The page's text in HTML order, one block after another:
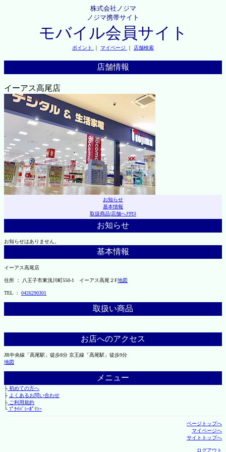
株式会社ノジマ
ノジマ携帯サイト
モバイル会員サイト
ポイント ｜ マイページ ｜ 店舗検索
店舗情報
イーアス高尾店
お知らせ
基本情報
取扱商品|店舗へｱｸｾｽ
お知らせ
お知らせはありません。
基本情報
イーアス高尾店
住所 ： 八王子市東浅川町550-1 イーアス高尾２F地図
TEL ： 0426290301
取扱い商品
お店へのアクセス
JR中央線「高尾駅」徒歩8分 京王線「高尾駅」徒歩9分
地図
メニュー
├初めての方へ
├ よくあるお問い合わせ
├ご利用規約
└ﾌﾟﾗｲﾊﾞｼｰﾎﾟﾘｼｰ
ページトップへ
マイページへ
サイトトップへ
ログアウト